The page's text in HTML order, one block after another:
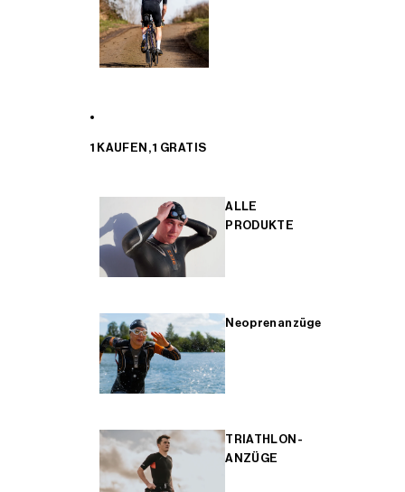
1 KAUFEN, 1 GRATIS
ALLE
PRODUKTE
Neoprenanzüge
TRIATHLON-
ANZÜGE